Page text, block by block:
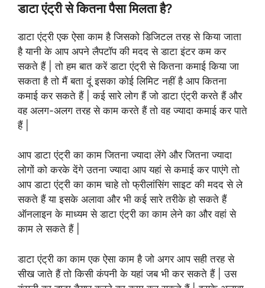
डाटा एंट्री से कितना पैसा मिलता है?
डाटा एंट्री एक ऐसा काम है जिसको डिजिटल तरह से किया जाता
है यानी के आप अपने लैपटॉप की मदद से डाटा इंटर कम कर
सकते हैं | तो हम बात करें डाटा एंट्री से कितना कमाई किया जा
सकता है तो मैं बता दूं इसका कोई लिमिट नहीं है आप कितना
कमाई कर सकते हैं | कई सारे लोग हैं जो डाटा एंट्री करते हैं और
वह अलग-अलग तरह से काम करते हैं तो वह ज्यादा कमाई कर पाते
हैं |
आप डाटा एंट्री का काम जितना ज्यादा लेंगे और जितना ज्यादा
लोगों को करके देंगे उतना ज्यादा आप यहां से कमाई कर पाएंगे तो
आप डाटा एंट्री का काम चाहे तो फ्रीलांसिंग साइट की मदद से ले
सकते हैं या इसके अलावा और भी कई सारे तरीके हो सकते हैं
ऑनलाइन के माध्यम से डाटा एंट्री का काम लेने का और वहां से
काम ले सकते हैं |
डाटा एंट्री का काम एक ऐसा काम है जो अगर आप सही तरह से
सीख जाते हैं तो किसी कंपनी के यहां जब भी कर सकते हैं | उस